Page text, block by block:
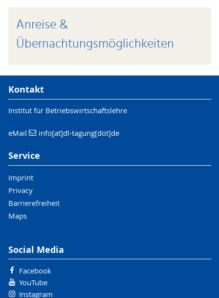
Anreise &
Übernachtungsmöglichkeiten
Kontakt
Institut für Betriebswirtschaftslehre
eMail info[at]dl-tagung[dot]de
Service
Imprint
Privacy
Barrierefreiheit
Maps
Social Media
Facebook
YouTube
Instagram